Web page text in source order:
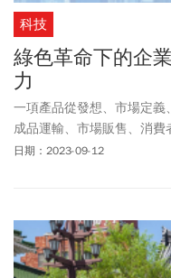
科技
綠色革命下的企
力
一項產品從發想、市場定義
成品運輸、市場販售、消
都有碳足跡可循，各產業想
大營運版圖，對企業而言
檢，能使企業危機轉變成
日期：2023-09-12